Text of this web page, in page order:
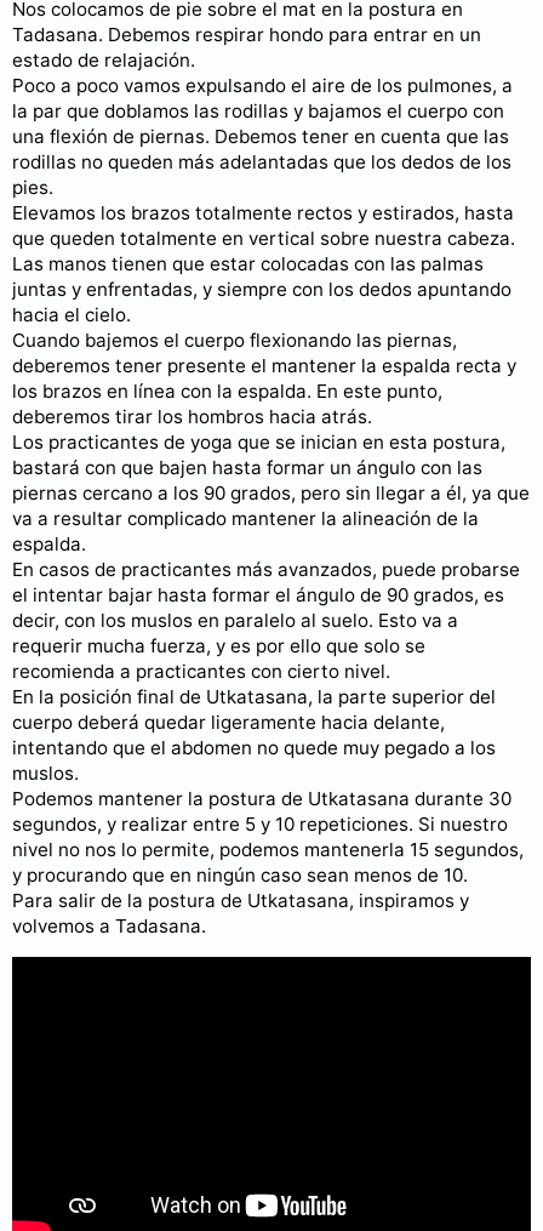
Nos colocamos de pie sobre el mat en la postura en
Tadasana. Debemos respirar hondo para entrar en un
estado de relajación.
Poco a poco vamos expulsando el aire de los pulmones, a
la par que doblamos las rodillas y bajamos el cuerpo con
una flexión de piernas. Debemos tener en cuenta que las
rodillas no queden más adelantadas que los dedos de los
pies.
Elevamos los brazos totalmente rectos y estirados, hasta
que queden totalmente en vertical sobre nuestra cabeza.
Las manos tienen que estar colocadas con las palmas
juntas y enfrentadas, y siempre con los dedos apuntando
hacia el cielo.
Cuando bajemos el cuerpo flexionando las piernas,
deberemos tener presente el mantener la espalda recta y
los brazos en línea con la espalda. En este punto,
deberemos tirar los hombros hacia atrás.
Los practicantes de yoga que se inician en esta postura,
bastará con que bajen hasta formar un ángulo con las
piernas cercano a los 90 grados, pero sin llegar a él, ya que
va a resultar complicado mantener la alineación de la
espalda.
En casos de practicantes más avanzados, puede probarse
el intentar bajar hasta formar el ángulo de 90 grados, es
decir, con los muslos en paralelo al suelo. Esto va a
requerir mucha fuerza, y es por ello que solo se
recomienda a practicantes con cierto nivel.
En la posición final de Utkatasana, la parte superior del
cuerpo deberá quedar ligeramente hacia delante,
intentando que el abdomen no quede muy pegado a los
muslos.
Podemos mantener la postura de Utkatasana durante 30
segundos, y realizar entre 5 y 10 repeticiones. Si nuestro
nivel no nos lo permite, podemos mantenerla 15 segundos,
y procurando que en ningún caso sean menos de 10.
Para salir de la postura de Utkatasana, inspiramos y
volvemos a Tadasana.